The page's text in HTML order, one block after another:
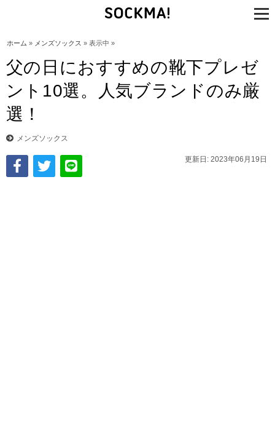
ホーム » メンズソックス » 表示中 »
父の日におすすめの靴下プレゼ
ント10選。人気ブランドのみ厳
選！
メンズソックス
更新日: 2023年06月19日